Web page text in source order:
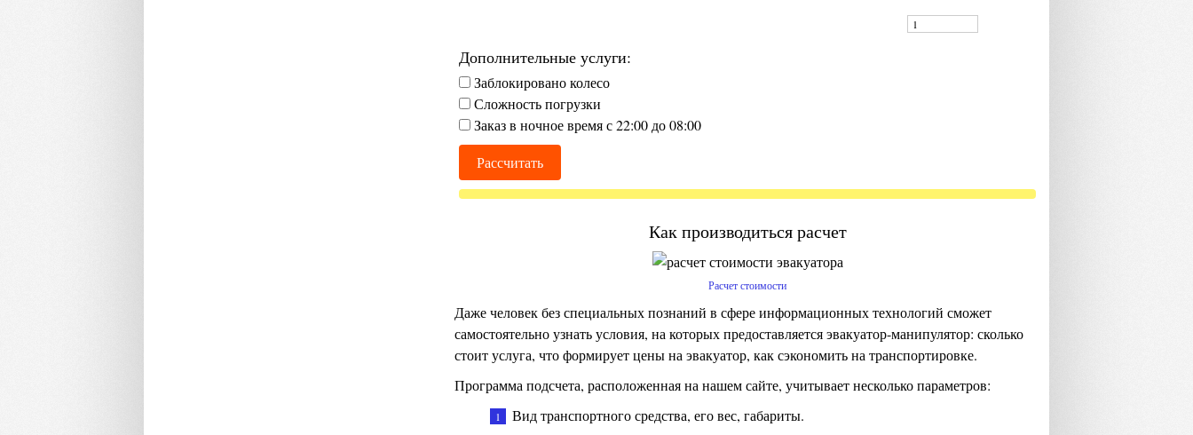
Дополнительные услуги:
Заблокировано колесо
Сложность погрузки
Заказ в ночное время с 22:00 до 08:00
Как производиться расчет
Расчет стоимости
Даже человек без специальных познаний в сфере информационных технологий сможет
самостоятельно узнать условия, на которых предоставляется эвакуатор-манипулятор: сколько
стоит услуга, что формирует цены на эвакуатор, как сэкономить на транспортировке.
Программа подсчета, расположенная на нашем сайте, учитывает несколько параметров:
Вид транспортного средства, его вес, габариты.